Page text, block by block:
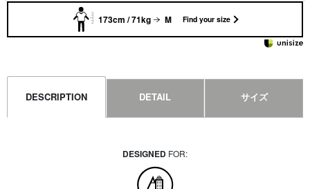
173cm / 71kg M Find your size
DESCRIPTION DETAIL サイズ
DESIGNED FOR: